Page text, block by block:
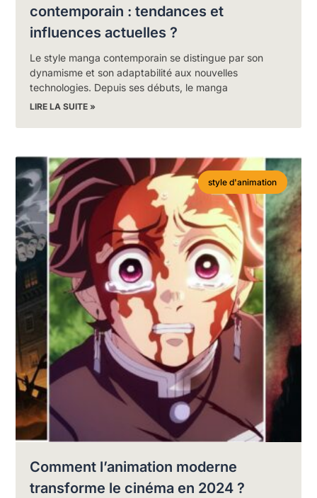
contemporain : tendances et
influences actuelles ?
Le style manga contemporain se distingue par son
dynamisme et son adaptabilité aux nouvelles
technologies. Depuis ses débuts, le manga
LIRE LA SUITE »
style d'animation
Comment l’animation moderne
transforme le cinéma en 2024 ?